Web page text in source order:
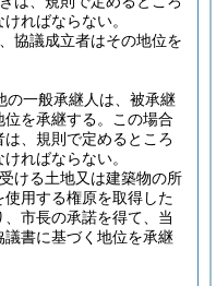
ればならない。
協議成立者はその地位を
の一般承継人は、被承継
を承継する。
この場合
、規則で定めるところ
ればならない。
ける土地又は建築物の所
用する権原を取得した
市長の承諾を得て、当
書に基づく地位を承継